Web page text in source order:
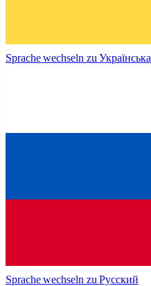
Sprache wechseln zuУкраїнська
Sprache wechseln zuРусский